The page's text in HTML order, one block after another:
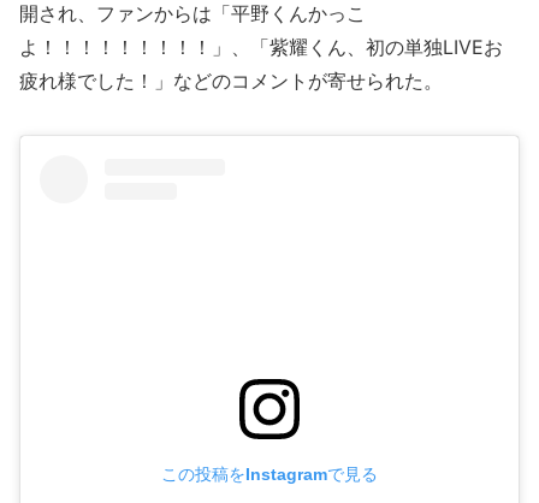
開され、ファンからは「平野くんかっこ
よ！！！！！！！！！」、「紫耀くん、初の単独LIVEお
疲れ様でした！」などのコメントが寄せられた。
この投稿をInstagramで見る